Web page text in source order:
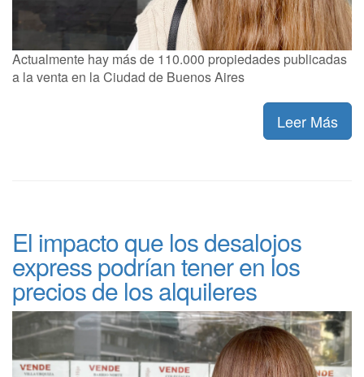
Actualmente hay más de 110.000 propiedades publicadas
a la venta en la Ciudad de Buenos Aires
Leer Más
El impacto que los desalojos
express podrían tener en los
precios de los alquileres